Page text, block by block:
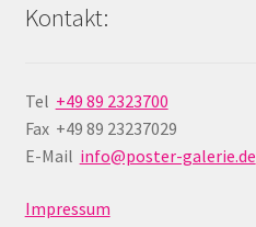
Kontakt:
Tel +49 89 2323700
Fax +49 89 23237029
E-Mail info@poster-galerie.de
Impressum